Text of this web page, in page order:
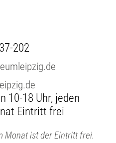
202
10-18 Uhr, jeden
Eintritt frei
Monat ist der Eintritt frei.